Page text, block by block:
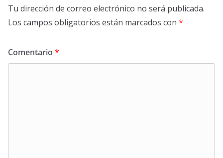
Tu dirección de correo electrónico no será publicada.
Los campos obligatorios están marcados con *
Comentario *